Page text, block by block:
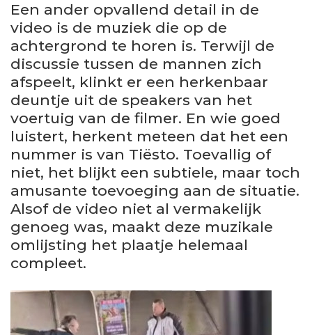
Een ander opvallend detail in de
video is de muziek die op de
achtergrond te horen is. Terwijl de
discussie tussen de mannen zich
afspeelt, klinkt er een herkenbaar
deuntje uit de speakers van het
voertuig van de filmer. En wie goed
luistert, herkent meteen dat het een
nummer is van Tiësto. Toevallig of
niet, het blijkt een subtiele, maar toch
amusante toevoeging aan de situatie.
Alsof de video niet al vermakelijk
genoeg was, maakt deze muzikale
omlijsting het plaatje helemaal
compleet.